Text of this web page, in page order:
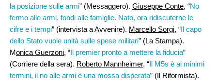
la posizione sulle armi” (Messaggero). Giuseppe Conte, “No
fermo alle armi, fondi alle famiglie. Nato, ora ridiscuterne le
cifre e i tempi” (intervista a Avvenire). Marcello Sorgi, “Il capo
dello Stato vuole unità sulle spese militari” (La Stampa).
Monica Guerzoni, “Il premier pronto a mettere la fiducia”
(Corriere della sera). Roberto Mannheimer, “Il M5s è ai minimi
termini, il no alle armi è una mossa disperata” (Il Riformista).